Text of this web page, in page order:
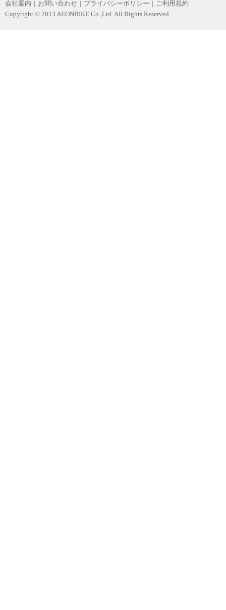
会社案内 | お問い合わせ | プライバシーポリシー | ご利用規約
Copyright © 2013 AEONBIKE Co.,Ltd. All Rights Reserved.